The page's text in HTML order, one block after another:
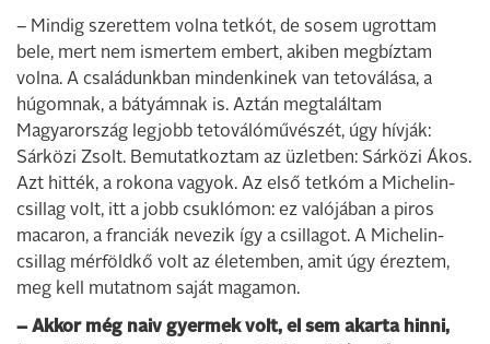
– Mindig szerettem volna tetkót, de sosem ugrottam
bele, mert nem ismertem embert, akiben megbíztam
volna. A családunkban mindenkinek van tetoválása, a
húgomnak, a bátyámnak is. Aztán megtaláltam
Magyarország legjobb tetoválóművészét, úgy hívják:
Sárközi Zsolt. Bemutatkoztam az üzletben: Sárközi Ákos.
Azt hitték, a rokona vagyok. Az első tetkóm a Michelin-
csillag volt, itt a jobb csuklómon: ez valójában a piros
macaron, a franciák nevezik így a csillagot. A Michelin-
csillag mérföldkő volt az életemben, amit úgy éreztem,
meg kell mutatnom saját magamon.
– Akkor még naiv gyermek volt, el sem akarta hinni,